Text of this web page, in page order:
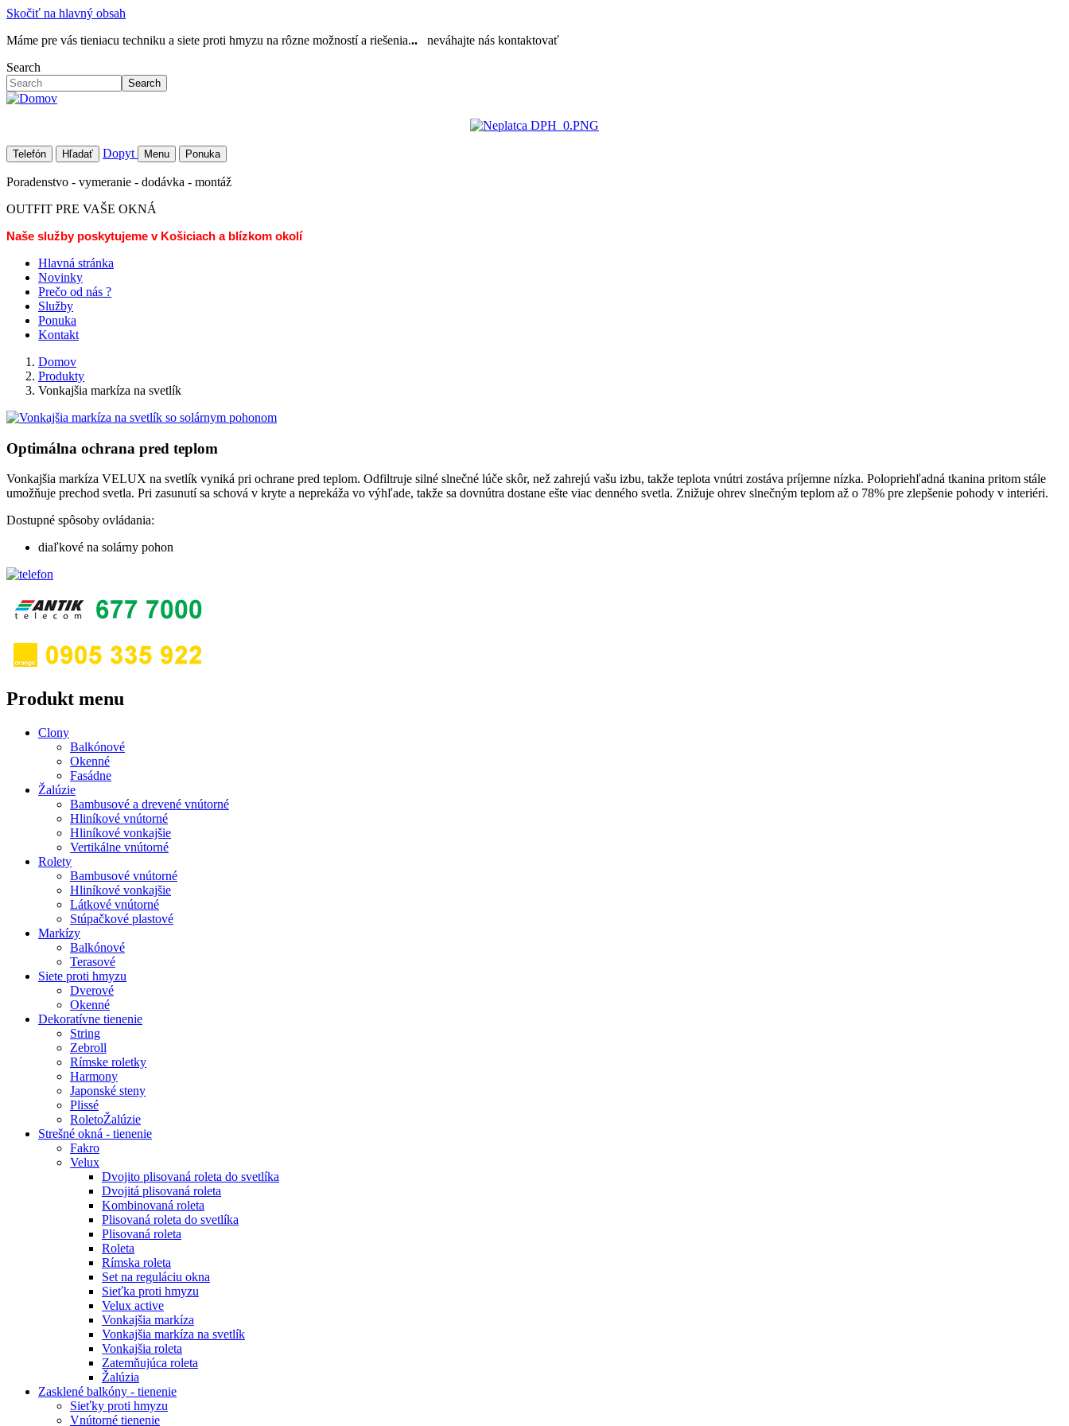
Skočiť na hlavný obsah
Máme pre vás tieniacu techniku a siete proti hmyzu na rôzne možností a riešenia...
neváhajte nás kontaktovať
Search
Search
Telefón Hľadať Dopyt Menu Ponuka
Poradenstvo - vymeranie - dodávka - montáž
OUTFIT PRE VAŠE OKNÁ
Naše služby poskytujeme v Košiciach a blízkom okolí
Hlavná stránka
Novinky
Prečo od nás ?
Služby
Ponuka
Kontakt
Domov
Produkty
Vonkajšia markíza na svetlík
Optimálna ochrana pred teplom
Vonkajšia markíza VELUX na svetlík vyniká pri ochrane pred teplom. Odfiltruje silné slnečné lúče skôr, než zahrejú vašu izbu, takže teplota vnútri zostáva príjemne nízka. Polopriehľadná tkanina pritom stále
umožňuje prechod svetla. Pri zasunutí sa schová v kryte a neprekáža vo výhľade, takže sa dovnútra dostane ešte viac denného svetla. Znižuje ohrev slnečným teplom až o 78% pre zlepšenie pohody v interiéri.
Dostupné spôsoby ovládania:
diaľkové na solárny pohon
Produkt menu
Clony
Balkónové
Okenné
Fasádne
Žalúzie
Bambusové a drevené vnútorné
Hliníkové vnútorné
Hliníkové vonkajšie
Vertikálne vnútorné
Rolety
Bambusové vnútorné
Hliníkové vonkajšie
Látkové vnútorné
Stúpačkové plastové
Markízy
Balkónové
Terasové
Siete proti hmyzu
Dverové
Okenné
Dekoratívne tienenie
String
Zebroll
Rímske roletky
Harmony
Japonské steny
Plissé
RoletoŽalúzie
Strešné okná - tienenie
Fakro
Velux
Dvojito plisovaná roleta do svetlíka
Dvojitá plisovaná roleta
Kombinovaná roleta
Plisovaná roleta do svetlíka
Plisovaná roleta
Roleta
Rímska roleta
Set na reguláciu okna
Sieťka proti hmyzu
Velux active
Vonkajšia markíza
Vonkajšia markíza na svetlík
Vonkajšia roleta
Zatemňujúca roleta
Žalúzia
Zasklené balkóny - tienenie
Sieťky proti hmyzu
Vnútorné tienenie